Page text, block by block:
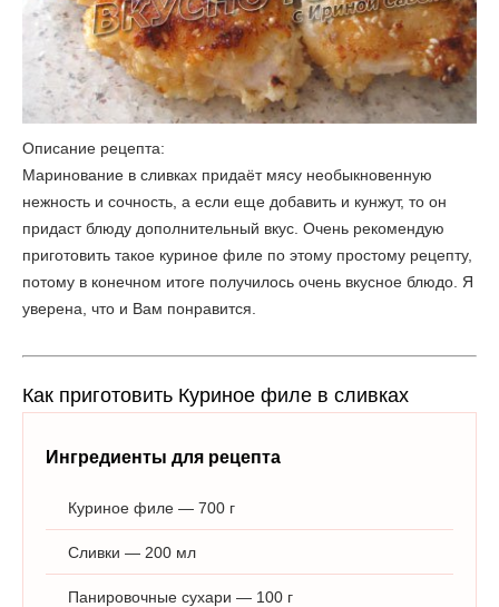
Описание рецепта:
Маринование в сливках придаёт мясу необыкновенную
нежность и сочность, а если еще добавить и кунжут, то он
придаст блюду дополнительный вкус. Очень рекомендую
приготовить такое куриное филе по этому простому рецепту,
потому в конечном итоге получилось очень вкусное блюдо. Я
уверена, что и Вам понравится.
Как приготовить Куриное филе в сливках
Ингредиенты для рецепта
Куриное филе — 700 г
Сливки — 200 мл
Панировочные сухари — 100 г